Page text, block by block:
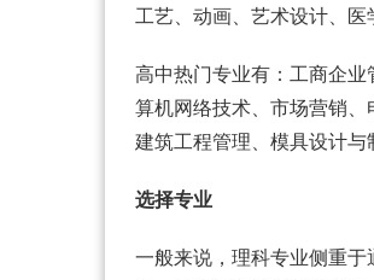
工艺、动画、艺术设计、医
高中热门专业有：工商企
算机网络技术、市场营销、
建筑工程管理、模具设计与
选择专业
一般来说，理科专业侧重